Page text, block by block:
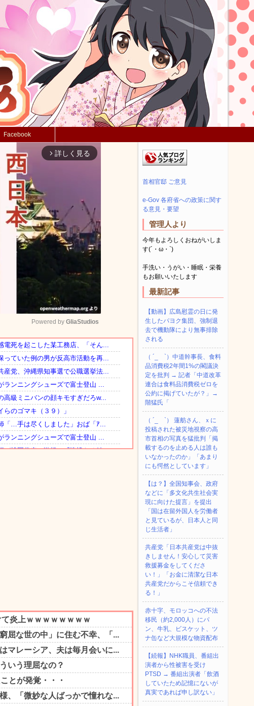
Facebook
arrow_forward_ios 詳しく見る
Mute
Powered by GliaStudios
首相官邸 ご意見
e-Gov 各府省への政策に関す
る意見・要望
管理人より
今年もよろしくおねがいしま
す(´・ω・`)
手洗い・うがい・睡眠・栄養
もお願いいたします
最新記事
【動画】広島慰霊の日に発
生したパヨク集団、強制退
去で機動隊により無事排除
される
（ ´_ゝ`）中道幹事長、食料
品消費税2年間1%の閣議決
定を批判 → 記者「中道改革
連合は食料品消費税ゼロを
公約に掲げていたが？」→
階猛氏「
（ ´_ゝ`） 蓮舫さん、ｘに
投稿された被災地視察の高
市首相の写真を猛批判「掲
載するのを止める人は誰も
いなかったのか」「あまり
にも愕然としています」
【は？】全国知事会、政府
などに「多文化共生社会実
現に向けた提言」を提出
「国は在留外国人を労働者
と見ているが、日本人と同
じ生活者」
共産党「日本共産党は中抜
きしません！安心して災害
救援募金をしてくださ
い！」「お金に清潔な日本
共産党だからこそ信頼でき
る！」
赤十字、モロッコへの不法
移民（約2,000人）にパ
ン、牛乳、ビスケット、ツ
ナ缶など大規模な物資配布
【続報】NHK職員、番組出
演者から性被害を受け
PTSD → 番組出演者「飲酒
していたため記憶にないが
真実であれば申し訳ない」